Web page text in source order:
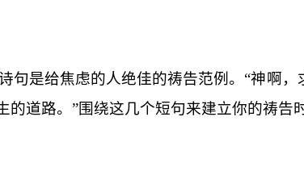
句是给焦虑的人绝佳的祷告范例。“神啊
的道路。”围绕这几个短句来建立你的祷